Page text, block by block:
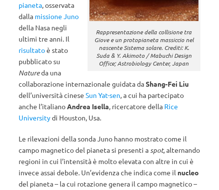
Rappresentazione della collisione tra
Giove e un protopianeta massiccio nel
nascente Sistema solare. Crediti: K.
Suda & Y. Akimoto / Mabuchi Design
Office; Astrobiology Center, Japan
pianeta, osservata
dalla missione Juno
della Nasa negli
ultimi tre anni. Il
risultatoè stato
pubblicato su
Natureda una
collaborazione internazionale guidata daShang-Fei Liu
dell’università cinese Sun Yat-sen, a cui ha partecipato
anche l’italianoAndrea Isella, ricercatore della Rice
Universitydi Houston, Usa.
Le rilevazioni della sonda Juno hanno mostrato come il
campo magnetico del pianeta si presenti aspot, alternando
regioni in cui l’intensità è molto elevata con altre in cui è
invece assai debole. Un’evidenza che indica come il nucleo
del pianeta – la cui rotazione genera il campo magnetico –